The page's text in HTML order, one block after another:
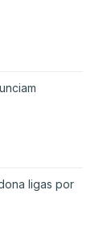
ligas por